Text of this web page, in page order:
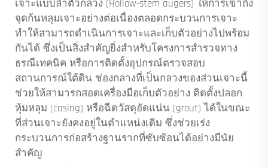
เจาะแบบลำตัวกลวง (Hollow-stem augers) ให้การเข้าถึง
จุดก้นหลุมเจาะอย่างต่อเนื่องตลอดกระบวนการเจาะ
ทำให้สามารถดำเนินการเจาะและเก็บตัวอย่างไปพร้อม
กันได้ ซึ่งเป็นสิ่งสำคัญยิ่งสำหรับโครงการสำรวจทาง
ธรณีเทคนิค หรือการติดตั้งอุปกรณ์ตรวจสอบ
สถานการณ์ใต้ดิน ช่องกลางที่เป็นกลวงของส่วนเจาะนี้
ช่วยให้สามารถสอดเครื่องมือเก็บตัวอย่าง ติดตั้งปลอก
หุ้มหลุม (casing) หรือฉีดวัสดุอัดแน่น (grout) ได้ในขณะ
ที่ส่วนเจาะยังคงอยู่ในตำแหน่งเดิม ซึ่งช่วยเร่ง
กระบวนการก่อสร้างฐานรากที่ซับซ้อนได้อย่างมีนัย
สำคัญ